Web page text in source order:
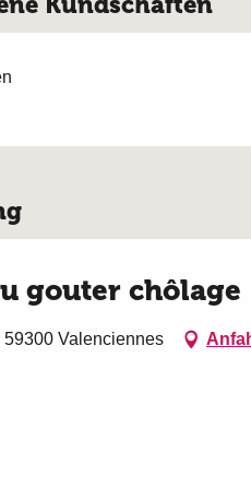
gouter chôlage
Valenciennes